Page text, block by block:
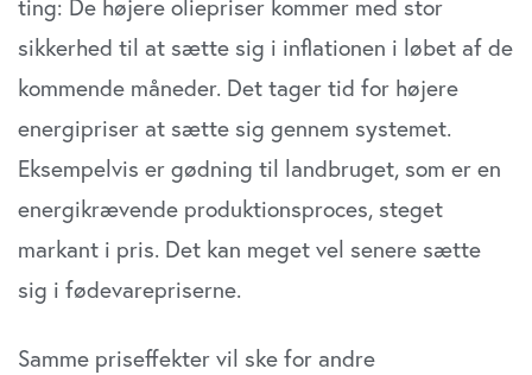
ting: De højere oliepriser kommer med stor
sikkerhed til at sætte sig i inflationen i løbet af de
kommende måneder. Det tager tid for højere
energipriser at sætte sig gennem systemet.
Eksempelvis er gødning til landbruget, som er en
energikrævende produktionsproces, steget
markant i pris. Det kan meget vel senere sætte
sig i fødevarepriserne.
Samme priseffekter vil ske for andre